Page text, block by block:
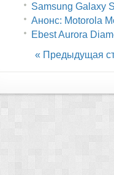
Samsung Galaxy
Анонс: Motorola
Ebest Aurora
« Предыдущая